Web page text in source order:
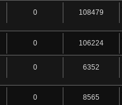
0 108479
0 106224
0 6352
0 8565